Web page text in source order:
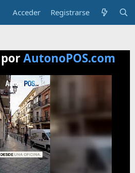
Acceder Registrarse
AutonoPOS.com